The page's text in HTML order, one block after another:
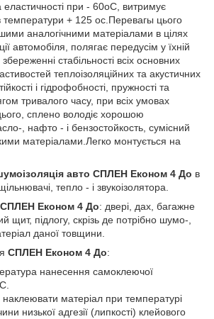
еластичності при - 60оС, витримує
температури + 125 ос.Перевагы цього
аналогічними матеріалами в цілях
автомобіля, полягає передусім у їхній
збереженні стабільності всіх основних
теплоізоляційних та акустичних
і гідрофобності, пружності та
тривалого часу, при всіх умовах
сплено володіє хорошою
, нафто - і бензостойкость, сумісний
матеріалами.Легко монтується на
авто СПЛЕН Економ 4 До в
тепло - і звукоізолятора.
СПЛЕН Економ 4 До: двері, дах, багажне
щит, підлогу, скрізь де потрібно шумо-,
даної товщини.
СПЛЕН Економ 4 До:
нанесення самоклеючої
матеріал при температурі
низької адгезії (липкості) клейового